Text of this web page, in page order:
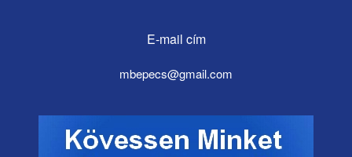
E-mail cím
mbepecs@gmail.com